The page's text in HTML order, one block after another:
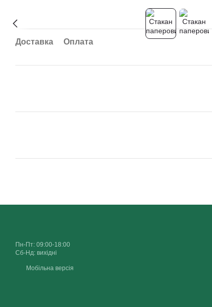
Доставка Оплата
Пн-Пт: 09:00-18:00
Сб-Нд: вихідні
Мобільна версія